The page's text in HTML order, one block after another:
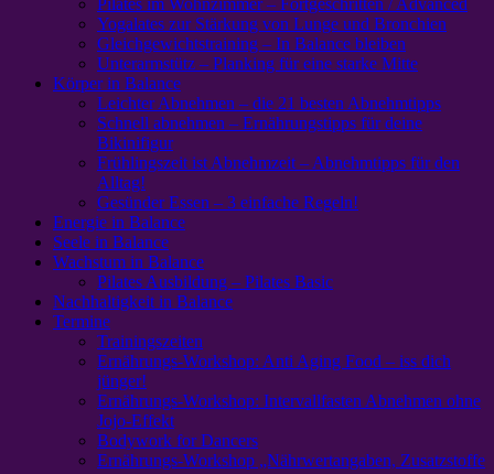
Pilates im Wohnzimmer – Fortgeschritten / Advanced
Yogalates zur Stärkung von Lunge und Bronchien
Gleichgewichtstraining – In Balance bleiben
Unterarmstütz – Planking für eine starke Mitte
Körper in Balance
Leichter Abnehmen – die 21 besten Abnehmtipps
Schnell abnehmen – Ernährungstipps für deine
Bikinifigur
Frühlingszeit ist Abnehmzeit – Abnehmtipps für den
Alltag!
Gesünder Essen – 3 einfache Regeln!
Energie in Balance
Seele in Balance
Wachstum in Balance
Pilates Ausbildung – Pilates Basic
Nachhaltigkeit in Balance
Termine
Trainingszeiten
Ernährungs-Workshop: Anti Aging Food – iss dich
jünger!
Ernährungs-Workshop: Intervallfasten Abnehmen ohne
Jojo-Effekt
Bodywork for Dancers
Ernährungs-Workshop „Nährwertangaben, Zusatzstoffe